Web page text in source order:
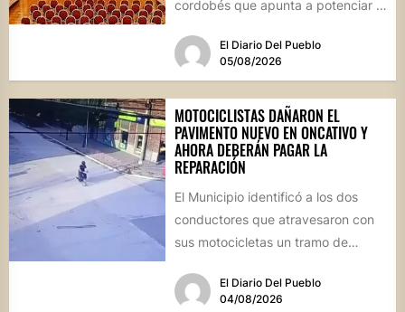
cordobés que apunta a potenciar el
El Diario Del Pueblo
05/08/2026
MOTOCICLISTAS DAÑARON EL
PAVIMENTO NUEVO EN ONCATIVO Y
AHORA DEBERÁN PAGAR LA
REPARACIÓN
El Municipio identificó a los dos
conductores que atravesaron con
sus motocicletas un tramo de
calle...
El Diario Del Pueblo
04/08/2026